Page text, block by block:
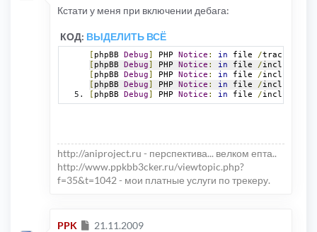
Кстати у меня при включении дебага:
КОД: ВЫДЕЛИТЬ ВСЁ
phpBB Debug PHP Notice : in file /tracker
phpBB Debug PHP Notice : in file /includes
phpBB Debug PHP Notice : in file /includes
phpBB Debug PHP Notice : in file /includes
phpBB Debug PHP Notice : in file /includes
http://aniproject.ru - перспектива... велком епта..
http://www.ppkbb3cker.ru/viewtopic.php?
f=35&t=1042 - мои платные услуги по трекеру.
PPK Сообщение
21.11.2009